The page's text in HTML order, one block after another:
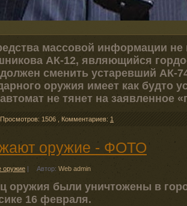
массовой информации
АК-12, являющийся
сменить устаревший АК-
оружия имеет как будто
не тянет на заявленное
Просмотров: 1506 Комментариев: 1
оружие - ФОТО
оружие | Автор: Web admin
оружия были уничтожены в
16 февраля.